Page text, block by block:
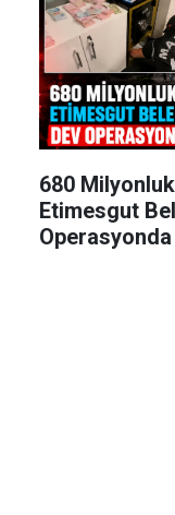
680
Etimesgut